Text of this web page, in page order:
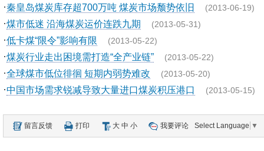
·秦皇岛煤炭库存超700万吨 煤炭市场颓势依旧 (2013-06-19)
·煤市低迷 沿海煤炭运价连跌九期 (2013-05-31)
·低卡煤“限令”影响有限 (2013-05-22)
·煤炭行业走出困境需打造“全产业链” (2013-05-22)
·全球煤市低位徘徊 短期内弱势难改 (2013-05-20)
·中国市场需求锐减导致大量进口煤炭积压港口 (2013-05-15)
留言反馈 打印 大 中 小 我要评论 Select Language ▼